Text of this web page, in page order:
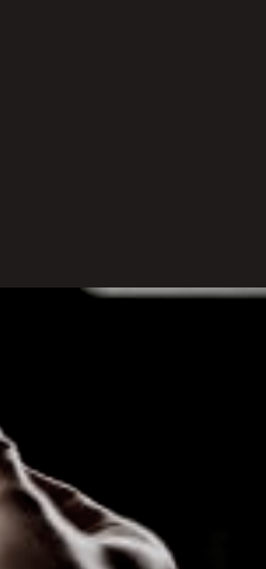
Saúde Integrativa e
oferecendo uma
programa: Sistema Floral
Autocura e Biologia